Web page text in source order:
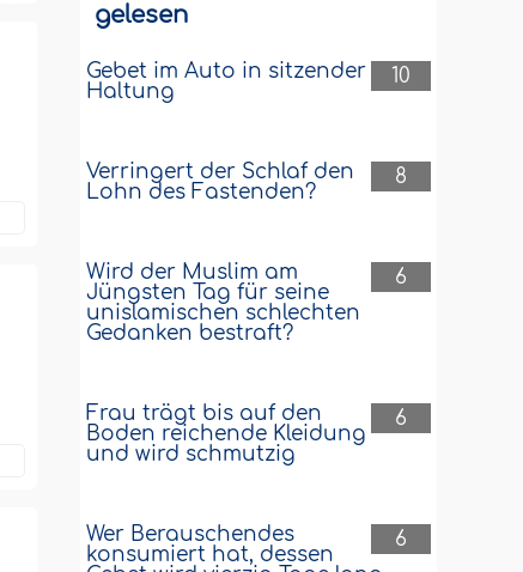
gelesen
10
Gebet im Auto in sitzender
Haltung
8
Verringert der Schlaf den
Lohn des Fastenden?
6
Wird der Muslim am
Jüngsten Tag für seine
unislamischen schlechten
Gedanken bestraft?
6
Frau trägt bis auf den
Boden reichende Kleidung
und wird schmutzig
6
Wer Berauschendes
konsumiert hat, dessen